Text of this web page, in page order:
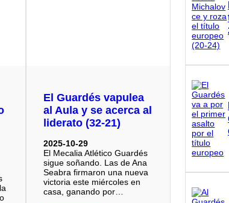
El Guardés vapulea
al Aula y se acerca al
liderato (32-21)
2025-10-29
El Mecalia Atlético Guardés
sigue soñando. Las de Ana
Seabra firmaron una nueva
victoria este miércoles en
casa, ganando por…